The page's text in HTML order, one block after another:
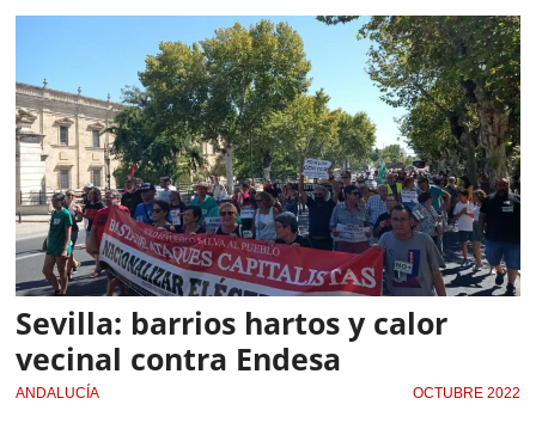
Sevilla: barrios hartos y calor
vecinal contra Endesa
ANDALUCÍA OCTUBRE 2022